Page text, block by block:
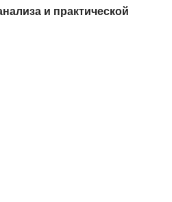
и практической